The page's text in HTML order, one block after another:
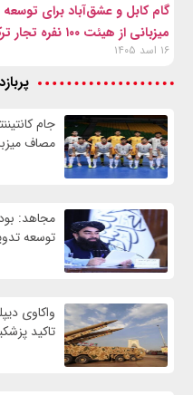
گام کابل و عشق‌آباد برای توسعه
میزبانی از هیئت ۱۰۰ نفره تجار ترکمنستان
۱۶ اسد ۱۴۰۵
جام
مصاف
توسعه
واکاوی
تاکید